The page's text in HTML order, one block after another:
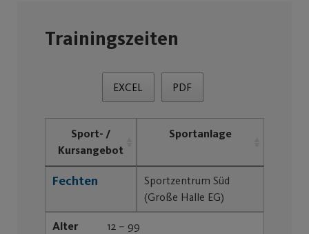
Trainingszeiten
EXCEL PDF
Sport- /
Kursangebot
Sportanlage
Fechten
Sportzentrum Süd
(Große Halle EG)
Alter 12 – 99